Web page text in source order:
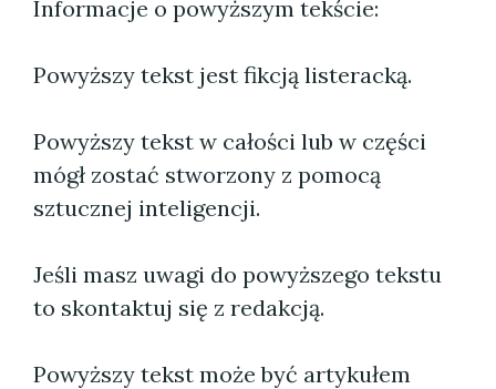
Informacje o powyższym tekście:
Powyższy tekst jest fikcją listeracką.
Powyższy tekst w całości lub w części
mógł zostać stworzony z pomocą
sztucznej inteligencji.
Jeśli masz uwagi do powyższego tekstu
to skontaktuj się z redakcją.
Powyższy tekst może być artykułem